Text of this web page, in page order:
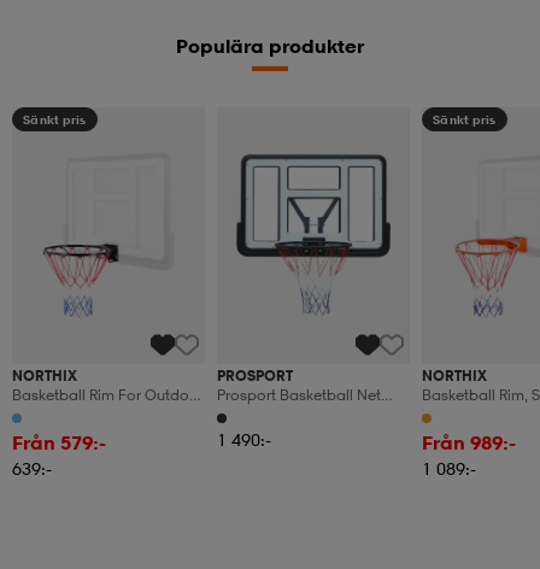
Populära produkter
Sänkt pris
NORTHIX
Basketball Rim For Outdoor
Use, Durable Steel
Från 579:-
639:-
PROSPORT
Prosport Basketball Net
And Backboard
1 490:-
Sänkt pris
NORTHIX
Basketball Rim,
Size, Durable
Från 989:-
1 089:-